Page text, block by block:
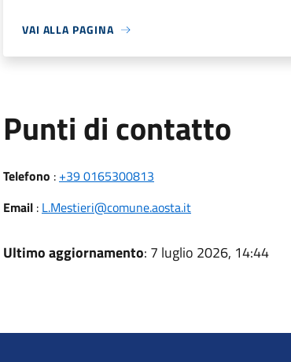
VAI ALLA PAGINA
Punti di contatto
Telefono : +39 0165300813
Email: L.Mestieri@comune.aosta.it
Ultimo aggiornamento: 7 luglio 2026, 14:44